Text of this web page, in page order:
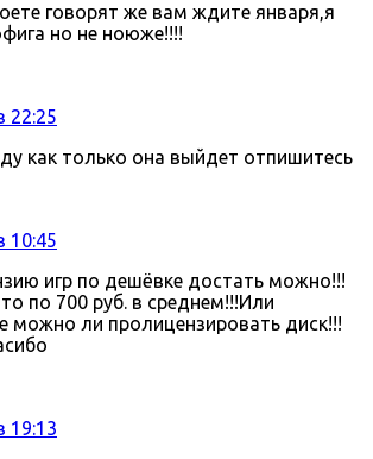
говорят же вам ждите января,я
но не ноюже!!!!
22:25
как только она выйдет отпишитесь
10:45
игр по дешёвке достать можно!!!
по 700 руб. в среднем!!!Или
можно ли пролицензировать диск!!!
19:13